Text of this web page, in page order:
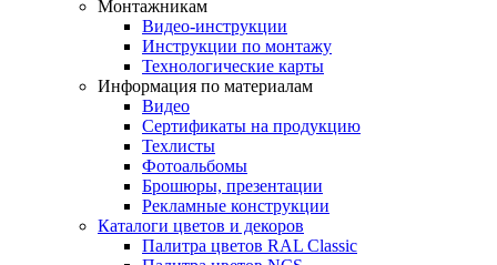
Монтажникам
Видео-инструкции
Инструкции по монтажу
Технологические карты
Информация по материалам
Видео
Сертификаты на продукцию
Техлисты
Фотоальбомы
Брошюры, презентации
Рекламные конструкции
Каталоги цветов и декоров
Палитра цветов RAL Сlassic